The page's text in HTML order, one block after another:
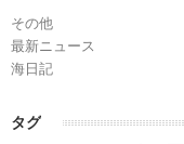
その他
最新ニュース
海日記
タグ